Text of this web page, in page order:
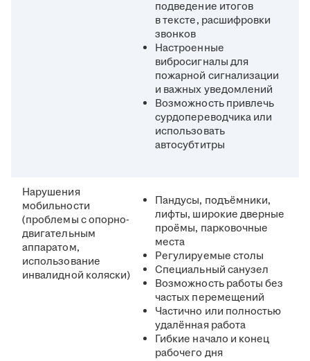
подведение итогов
в тексте, расшифровки
звонков
Настроенные
вибросигналы для
пожарной сигнализации
и важных уведомлений
Возможность привлечь
сурдопереводчика или
использовать
автосубтитры
Нарушения
мобильности
(проблемы с опорно-
двигательным
аппаратом,
использование
инвалидной коляски)
Пандусы, подъёмники,
лифты, широкие дверные
проёмы, парковочные
места
Регулируемые столы
Специальный санузел
Возможность работы без
частых перемещений
Частично или полностью
удалённая работа
Гибкие начало и конец
рабочего дня